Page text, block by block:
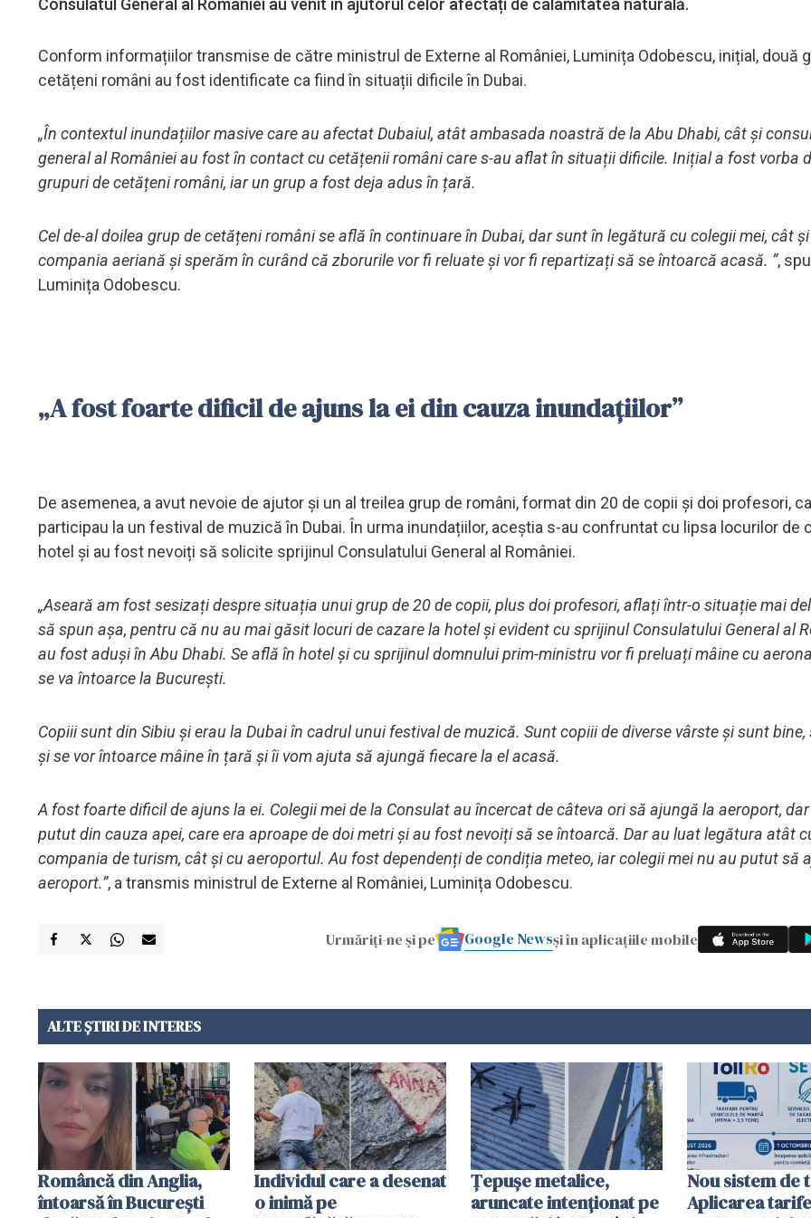
Conform informațiilor transmise de către ministrul de Externe al României, Luminița Odobescu, inițial, două
cetățeni români au fost identificate ca fiind în situații dificile în Dubai.
„În contextul inundațiilor masive care au afectat Dubaiul, atât ambasada noastră de la Abu Dhabi, cât și
general al României au fost în contact cu cetățenii români care s-au aflat în situații dificile. Inițial a fost vorba
grupuri de cetățeni români, iar un grup a fost deja adus în țară.
Cel de-al doilea grup de cetățeni români se află în continuare în Dubai, dar sunt în legătură cu colegii mei, cât
compania aeriană și sperăm în curând că zborurile vor fi reluate și vor fi repartizați să se întoarcă acasă. ”,
Luminița Odobescu.
„A fost foarte dificil de ajuns la ei din cauza inundațiilor”
De asemenea, a avut nevoie de ajutor și un al treilea grup de români, format din 20 de copii și doi profesori,
participau la un festival de muzică în Dubai. În urma inundațiilor, aceștia s-au confruntat cu lipsa locurilor de
hotel și au fost nevoiți să solicite sprijinul Consulatului General al României.
„Aseară am fost sesizați despre situația unui grup de 20 de copii, plus doi profesori, aflați într-o situație mai
să spun așa, pentru că nu au mai găsit locuri de cazare la hotel și evident cu sprijinul Consulatului General al
au fost aduși în Abu Dhabi. Se află în hotel și cu sprijinul domnului prim-ministru vor fi preluați mâine cu
se va întoarce la București.
Copiii sunt din Sibiu și erau la Dubai în cadrul unui festival de muzică. Sunt copiii de diverse vârste și sunt
și se vor întoarce mâine în țară și îi vom ajuta să ajungă fiecare la el acasă.
A fost foarte dificil de ajuns la ei. Colegii mei de la Consulat au încercat de câteva ori să ajungă la aeroport,
putut din cauza apei, care era aproape de doi metri și au fost nevoiți să se întoarcă. Dar au luat legătura atât
compania de turism, cât și cu aeroportul. Au fost dependenți de condiția meteo, iar colegii mei nu au putut să
aeroport.”, a transmis ministrul de Externe al României, Luminița Odobescu.
Urmăriți-ne și pe Google Newsși în aplicațiile mobile
ALTE ȘTIRI DE INTERES
Româncă din Anglia,
întoarsă în București
Individul care a desenat
o inimă pe
Țepușe metalice,
aruncate intenționat pe
Nou sistem de
Aplicarea